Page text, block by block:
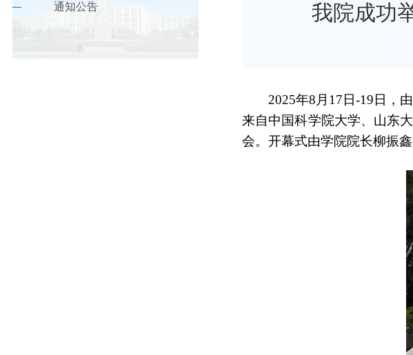
通知公告 我院成功
2025年8月17日-19日，
来自中国科学院大学、山东
会。开幕式由学院院长柳振